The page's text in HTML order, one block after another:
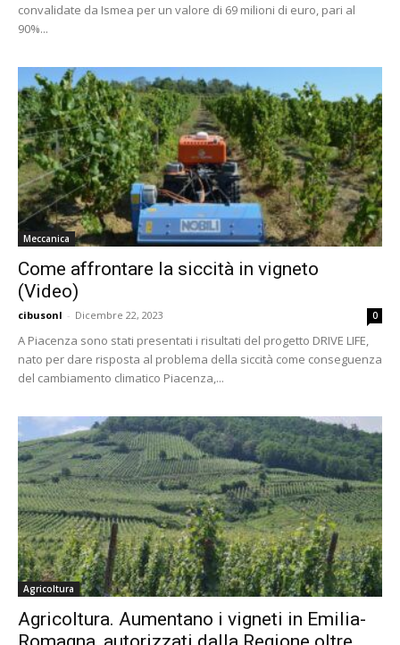
convalidate da Ismea per un valore di 69 milioni di euro, pari al
90%...
Meccanica
Come affrontare la siccità in vigneto
(Video)
cibusonl - Dicembre 22, 2023 0
A Piacenza sono stati presentati i risultati del progetto DRIVE LIFE,
nato per dare risposta al problema della siccità come conseguenza
del cambiamento climatico Piacenza,...
Agricoltura
Agricoltura. Aumentano i vigneti in Emilia-